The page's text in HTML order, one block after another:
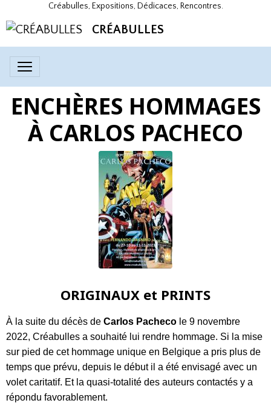
Créabulles, Expositions, Dédicaces, Rencontres.
CRÉABULLES
ENCHÈRES HOMMAGES
À CARLOS PACHECO
ORIGINAUX et PRINTS
À la suite du décès de Carlos Pacheco le 9 novembre
2022, Créabulles a souhaité lui rendre hommage. Si la mise
sur pied de cet hommage unique en Belgique a pris plus de
temps que prévu, depuis le début il a été envisagé avec un
volet caritatif. Et la quasi-totalité des auteurs contactés y a
répondu favorablement.